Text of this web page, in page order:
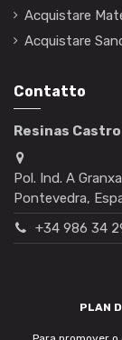
Acquistare
Acquistare
Contatto
Resinas Castro
Pol. Ind. A
Pontevedra,
+34 986 34
PLAN